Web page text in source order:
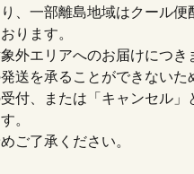
り、一部離島地域はクール便
ります。
外エリアへのお届けにつき
送を承ることができないた
付、または「キャンセル」
。
ご了承ください。